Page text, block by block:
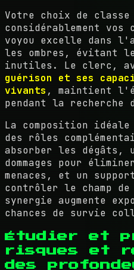
Votre choix de
considérablement vos
voyou excelle dans
les ombres, évitant
inutiles. Le clerc,
guérison et ses
vivants , maintient
pendant la recherche
La composition idéale
des rôles
absorber les dégâts,
dommages pour
menaces, et un
contrôler le champ
synergie augmente
chances de survie
Étudier et
risques et
des